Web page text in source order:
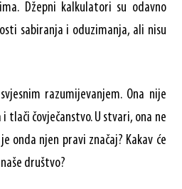
Džepni kalkulatori su odavno
sabiranja i oduzimanja, ali nisu
razumijevanjem. Ona nije
tlači čovječanstvo. U stvari, ona ne
onda njen pravi značaj? Kakav će
društvo?